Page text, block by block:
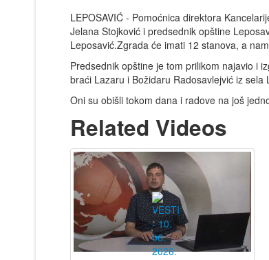
LEPOSAVIĆ - Pomoćnica direktora
Jelana Stojković i predsednik opštine
Leposavić.Zgrada će imati 12 stanova, a
Predsednik opštine je tom prilikom najavio i
braći Lazaru i Božidaru Radosavlejvić iz
Oni su obišli tokom dana i radove na još
Related Videos